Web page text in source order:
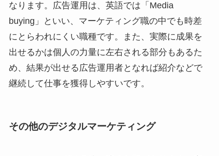
なります。広告運用は、英語では「Media
buying」といい、マーケティング職の中でも時差
にとらわれにくい職種です。また、実際に成果を
出せるかは個人の力量に左右される部分もあるた
め、結果が出せる広告運用者となれば紹介などで
継続して仕事を獲得しやすいです。
その他のデジタルマーケティング